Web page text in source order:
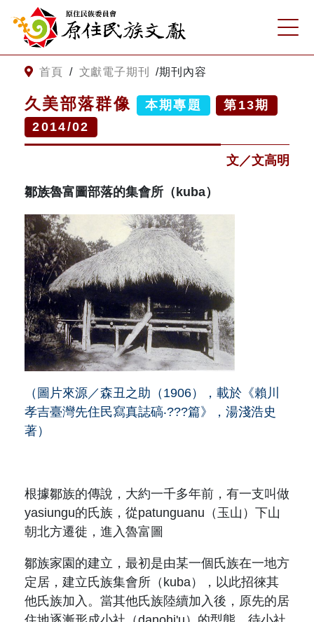
跳到主要內容
網站導覽
客服諮詢
關於我們
關於原住民族文獻會
原住民族文獻會設置要點
委員介紹
歷次會議記錄
最新消息
網站訊息
徵稿訊息
出版品專區
本會出版品列表
與國史館共同出版品介紹
出版品查詢
文獻電子期刊
本期內容
徵稿說明
期刊查詢
相關連結
首頁 / 文獻電子期刊 /期刊內容
久美部落群像 本期專題 第 13期
2014/02
文／文高明
鄒族魯富圖部落的集會所（kuba）
（圖片來源／森丑之助（1906），載於《賴川
孝吉臺灣先住民寫真誌碻‧???篇》，湯淺浩史
著）
根據鄒族的傳說，大約一千多年前，有一支叫做
yasiungu的氏族，從patunguanu （玉山） 下山
朝北方遷徙，進入魯富圖
鄒族家園的建立，最初是由某一個氏族在一地方
定居，建立氏族集會所（kuba），以此招徠其
他氏族加入。當其他氏族陸續加入後，原先的居